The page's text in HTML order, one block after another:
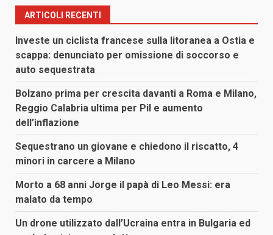
ARTICOLI RECENTI
Investe un ciclista francese sulla litoranea a Ostia e
scappa: denunciato per omissione di soccorso e
auto sequestrata
Bolzano prima per crescita davanti a Roma e Milano,
Reggio Calabria ultima per Pil e aumento
dell’inflazione
Sequestrano un giovane e chiedono il riscatto, 4
minori in carcere a Milano
Morto a 68 anni Jorge il papà di Leo Messi: era
malato da tempo
Un drone utilizzato dall’Ucraina entra in Bulgaria ed